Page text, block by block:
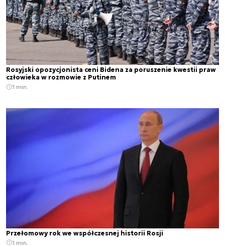
Rosyjski opozycjonista ceni Bidena za poruszenie kwestii praw
człowieka w rozmowie z Putinem
1 min.
Przełomowy rok we współczesnej historii Rosji
1 min.